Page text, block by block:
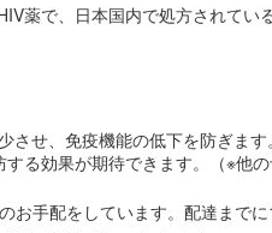
薬で、日本国内で処方されてい
せ、免疫機能の低下を防ぎます。
る効果が期待できます。（※他
手配をしています。配達まで